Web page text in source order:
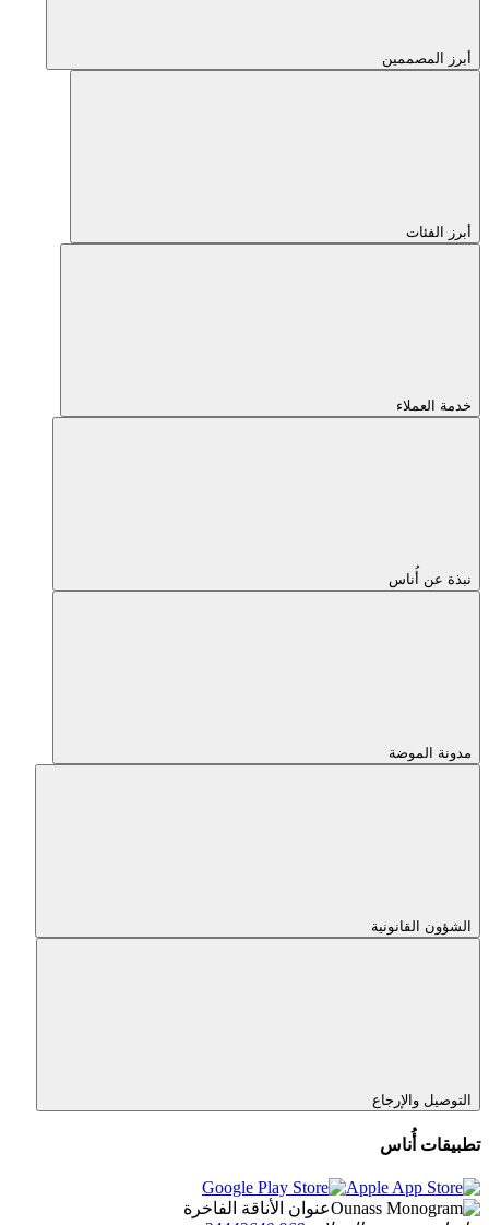
أبرز المصممين
أبرز الفئات
خدمة العملاء
نبذة عن أُناس
مدونة الموضة
الشؤون القانونية
التوصيل والإرجاع
تطبيقات أُناس
عنوان الأناقة الفاخرة